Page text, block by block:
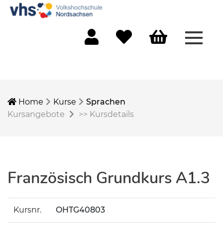
Home Kurse
Sprachen
Kursangebote
>> Kursdetails
Französisch Grundkurs A1.3
Kursnr. OHTG40803